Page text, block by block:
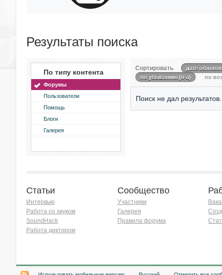
Результаты поиска
По типу контента
Форумы
Пользователи
Помощь
Блоги
Галерея
Сортировать
дате
по убыванию (я-а)
по
Поиск не дал результатов.
Статьи
Интервью
Работа со звуком
SoundHack
Работа диктором
Сообщество
Участники
Галерея
Правила форума